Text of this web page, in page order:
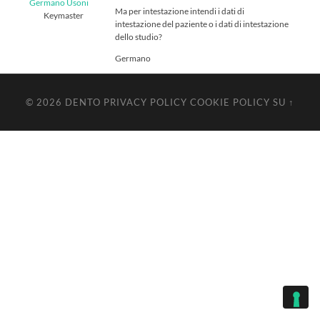
Germano Usoni
Keymaster
Ma per intestazione intendi i dati di
intestazione del paziente o i dati di intestazione
dello studio?
Germano
© 2026 DENTO PRIVACY POLICY COOKIE POLICY SU ↑